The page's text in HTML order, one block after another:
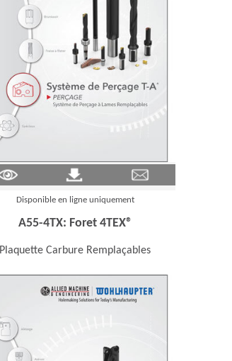
(Opens in a new window)
Disponible en ligne uniquement
A55-4TX: Foret 4TEX®
Plaquette Carbure Remplaçables